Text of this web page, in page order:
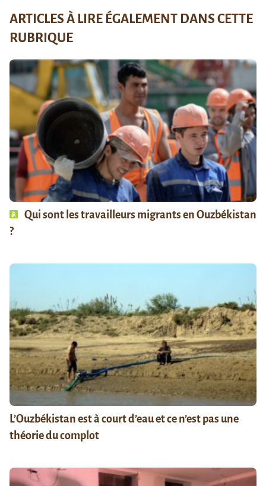
ARTICLES À LIRE ÉGALEMENT DANS CETTE
RUBRIQUE
Qui sont les travailleurs migrants en Ouzbékistan
?
L’Ouzbékistan est à court d’eau et ce n’est pas une
théorie du complot